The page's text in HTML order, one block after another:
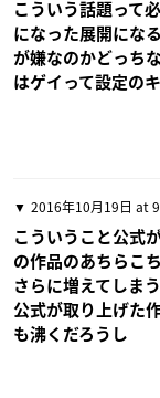
こういう話題って
になった展開にな
が嫌なのかどっち
はゲイって設定の
2016年10月19日 at
こういうこと公式
の作品のあちらこ
さらに増えてしま
公式が取り上げた
も沸くだろうし